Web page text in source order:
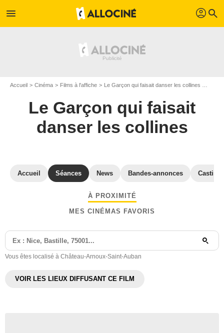
menu profil search
Accueil Cinéma Films à l'affiche Le Garçon qui faisait danser les collines
Le Garçon qui faisait
danser les collines
Accueil Séances News Bandes-annonces Casting
À PROXIMITÉ
MES CINÉMAS FAVORIS
Vous êtes localisé à Château-Arnoux-Saint-Auban
VOIR LES LIEUX DIFFUSANT CE FILM